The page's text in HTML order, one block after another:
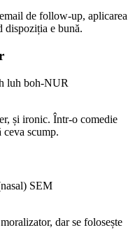
de follow-up, aplicarea
dispoziția e bună.
luh boh-NUR
și ironic. Într-o comedie
ceva scump.
SEM
dar se folosește